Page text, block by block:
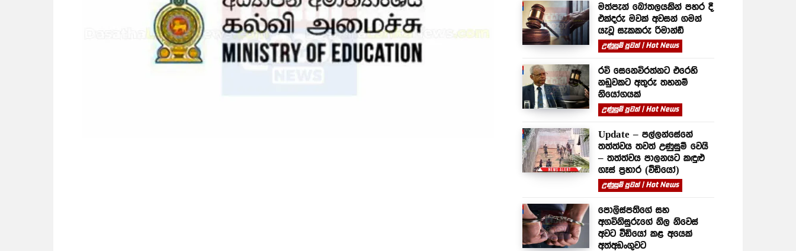
මත්පැන් බෝතලයකින් පහර දී
එක්දරු මවක් අවසන් ගමන්
යැවූ සැකකරු රිමාන්ඩ්
උණුසුම් පුවත් | Hot News
රවි සෙනෙවිරත්නට එරෙහි
නඩුවකට අතුරු තහනම්
නියෝගයක්
උණුසුම් පුවත් | Hot News
Update – පල්ලන්සේනේ
තත්ත්වය තවත් උණුසුම් වෙයි
– තත්ත්වය පාලනයට කඳුළු
ගෑස් ප්‍රහාර (වීඩියෝ)
උණුසුම් පුවත් | Hot News
පොලිස්පතිගේ සහ
අගවිනිසුරුගේ නිල නිවෙස්
අවට වීඩියෝ කළ අයෙක්
අත්අඩංගුවට